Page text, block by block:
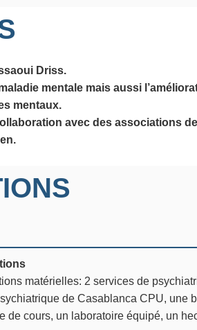
Driss.
mentale mais aussi
mentaux.
avec des associations de
matérielles: 2 services de
de Casablanca CPU, une
de cours, un laboratoire équipé, un